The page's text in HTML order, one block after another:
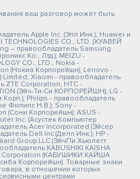
ваш разговор может быть
Apple Inc. (Эпл Инк.); Huawei и
CO., LTD. (ХУАВЕЙ
– правообладатель Samsung
Ко., Лтд.); MEIZU -
CO., LTD.; Nokia -
(Нокиа Корпорейшн); Lenovo -
Xiaomi - правообладатель
ZTE Corporation; HTC -
(Эйч-Ти-Си КОРПОРЕЙШН); LG -
Philips - правообладатель
Филипс Н.В.); Sony -
(Сони Корпорейшн); ASUS -
Inc. (Асустек Компьютер
Acer Incorporated (Эйсер
Dell Inc.(Делл Инк.); HP -
Group LLC (ЭйчПи Хьюлетт
KABUSHIKI KAISHA
Corporation (КАБУШИКИ КАЙША
Корпорейшн). Товарные знаки
в отношении которых
центрами